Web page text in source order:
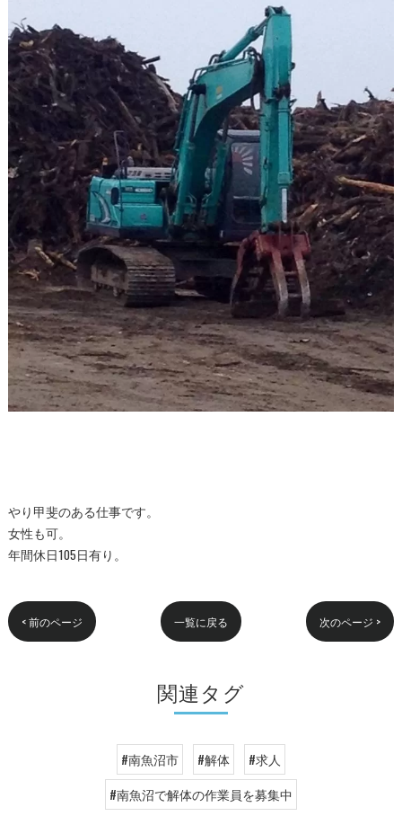
やり甲斐のある仕事です。
女性も可。
年間休日105日有り。
< 前のページ 一覧に戻る 次のページ >
関連タグ
#南魚沼市 #解体
#求人
#南魚沼で解体の作業員を募集中